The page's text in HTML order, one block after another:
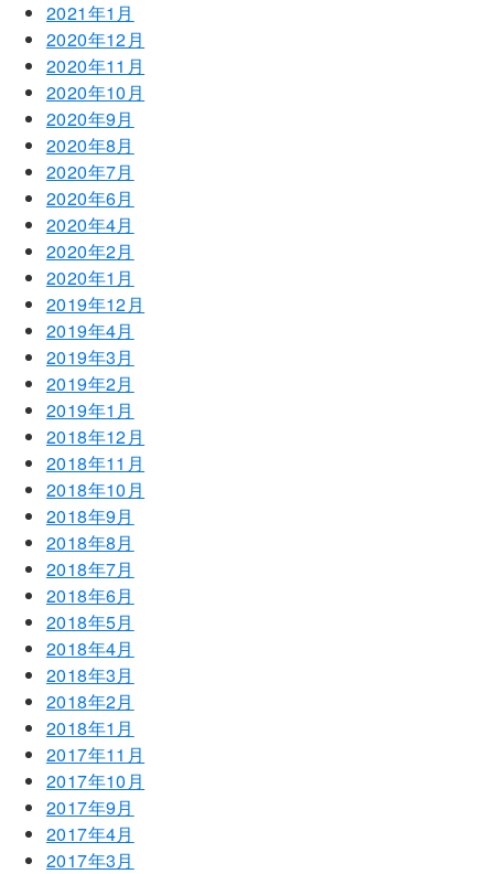
2021年1月
2020年12月
2020年11月
2020年10月
2020年9月
2020年8月
2020年7月
2020年6月
2020年4月
2020年2月
2020年1月
2019年12月
2019年4月
2019年3月
2019年2月
2019年1月
2018年12月
2018年11月
2018年10月
2018年9月
2018年8月
2018年7月
2018年6月
2018年5月
2018年4月
2018年3月
2018年2月
2018年1月
2017年11月
2017年10月
2017年9月
2017年4月
2017年3月